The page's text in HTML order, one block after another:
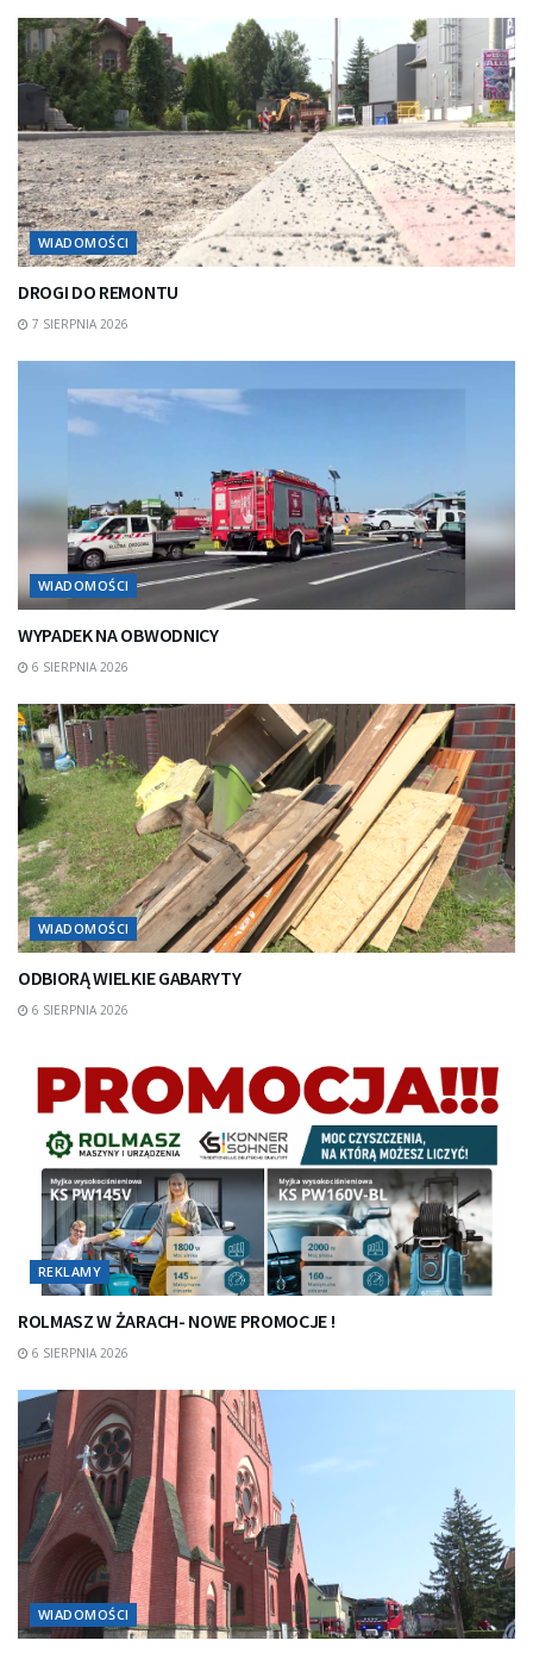
WIADOMOŚCI
DROGI DO REMONTU
7 SIERPNIA 2026
WIADOMOŚCI
WYPADEK NA OBWODNICY
6 SIERPNIA 2026
WIADOMOŚCI
ODBIORĄ WIELKIE GABARYTY
6 SIERPNIA 2026
REKLAMY
ROLMASZ W ŻARACH- NOWE PROMOCJE !
6 SIERPNIA 2026
WIADOMOŚCI